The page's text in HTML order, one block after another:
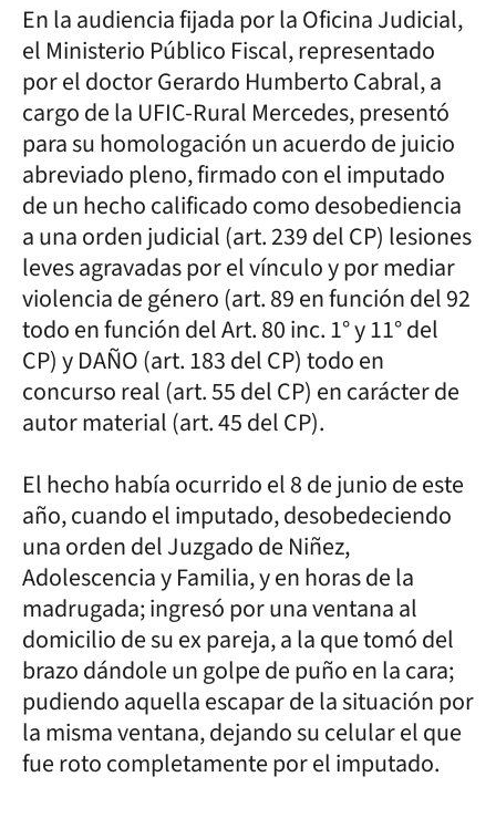
En la audiencia fijada por la Oficina Judicial,
el Ministerio Público Fiscal, representado
por el doctor Gerardo Humberto Cabral, a
cargo de la UFIC-Rural Mercedes, presentó
para su homologación un acuerdo de juicio
abreviado pleno, firmado con el imputado
de un hecho calificado como desobediencia
a una orden judicial (art. 239 del CP) lesiones
leves agravadas por el vínculo y por mediar
violencia de género (art. 89 en función del 92
todo en función del Art. 80 inc. 1° y 11° del
CP) y DAÑO (art. 183 del CP) todo en
concurso real (art. 55 del CP) en carácter de
autor material (art. 45 del CP).
El hecho había ocurrido el 8 de junio de este
año, cuando el imputado, desobedeciendo
una orden del Juzgado de Niñez,
Adolescencia y Familia, y en horas de la
madrugada; ingresó por una ventana al
domicilio de su ex pareja, a la que tomó del
brazo dándole un golpe de puño en la cara;
pudiendo aquella escapar de la situación por
la misma ventana, dejando su celular el que
fue roto completamente por el imputado.